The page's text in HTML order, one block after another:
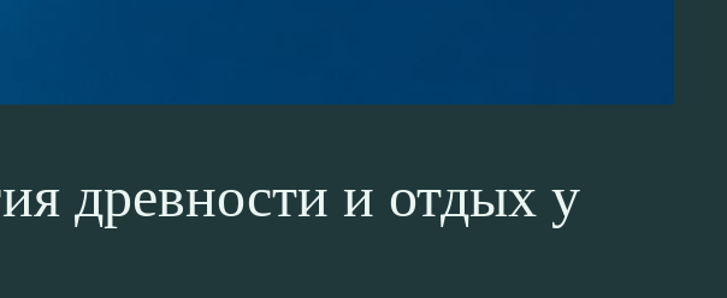
древности и отдых у